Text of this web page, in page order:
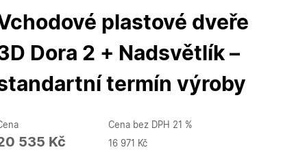
plastové dveře
Dora 2 + Nadsvětlík –
termín výroby
535 Kč
Cena bez DPH 21 %
16 971 Kč